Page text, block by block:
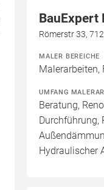
BauExpert
Römerstr 33,
MALER BEREICHE
Malerarbeiten,
UMFANG
Beratung,
Durchführung,
Hydraulischer